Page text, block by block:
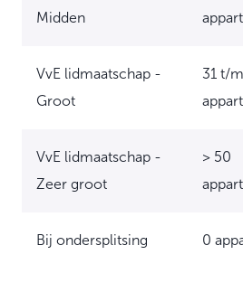
Midden
VvE lidmaatschap -
Groot
31 t/
VvE lidmaatschap -
Zeer groot
> 50
Bij ondersplitsing 0